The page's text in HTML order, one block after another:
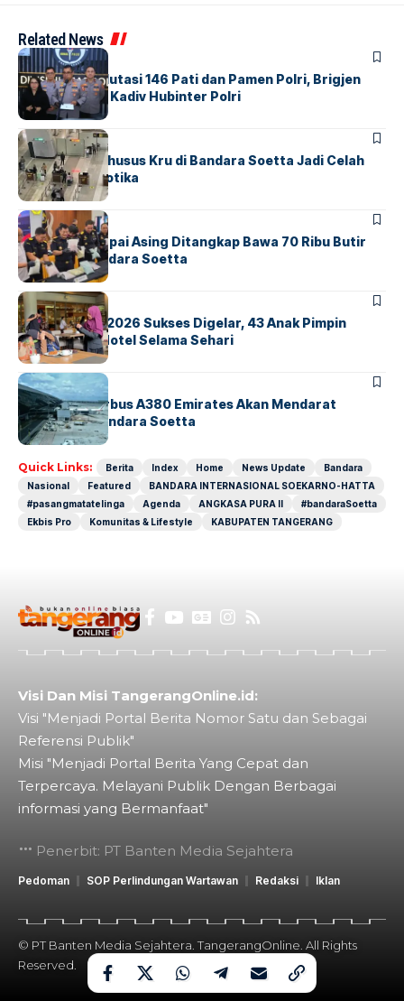
Related News
BERITA
Mabes Polri Mutasi 146 Pati dan Pamen Polri, Brigjen
Untung Jabat Kadiv Hubinter Polri
BANDARABERITA
Ketika Jalur Khusus Kru di Bandara Soetta Jadi Celah
Sindikat Narkotika
BANDARA BERITA
Kopilot Maskapai Asing Ditangkap Bawa 70 Ribu Butir
Ekstasi di Bandara Soetta
BERITAINDEX
GM For A Day 2026 Sukses Digelar, 43 Anak Pimpin
Operasional Hotel Selama Sehari
BANDARA BERITA
8 Agustus, Airbus A380 Emirates Akan Mendarat
Perdana di Bandara Soetta
Quick Links: Berita Index Home News Update
Bandara
Nasional
Featured
BANDARA INTERNASIONAL SOEKARNO-HATTA
#pasangmatatelinga
Agenda ANGKASA PURA II
#bandaraSoetta
Ekbis Pro
Komunitas & Lifestyle KABUPATEN TANGERANG
Visi Dan Misi TangerangOnline.id:
Visi "Menjadi Portal Berita Nomor Satu dan Sebagai
Referensi Publik"
Misi "Menjadi Portal Berita Yang Cepat dan
Terpercaya. Melayani Publik Dengan Berbagai
informasi yang Bermanfaat"
Penerbit: PT Banten Media Sejahtera
Pedoman SOP Perlindungan Wartawan Redaksi Iklan
© PT Banten Media Sejahtera. TangerangOnline. All Rights
Reserved.